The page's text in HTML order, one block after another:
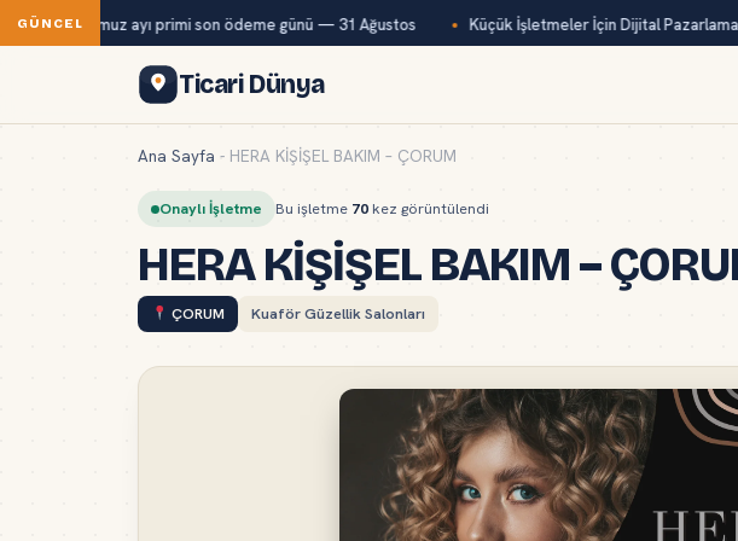
GÜNCEL
Bağ-Kur temmuz ayı primi son ödeme günü — 31 Ağustos Küçük İşletmeler İçin Dijital Pazarlama
Ticari Dünya
Ana Sayfa - HERA KİŞİŞEL BAKIM – ÇORUM
Onaylı İşletme Bu işletme 70 kez görüntülendi
HERA KİŞİŞEL BAKIM –
ÇORUM Kuaför Güzellik Salonları